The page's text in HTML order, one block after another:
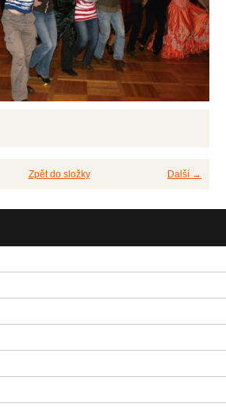
Další →
Zpět do složky